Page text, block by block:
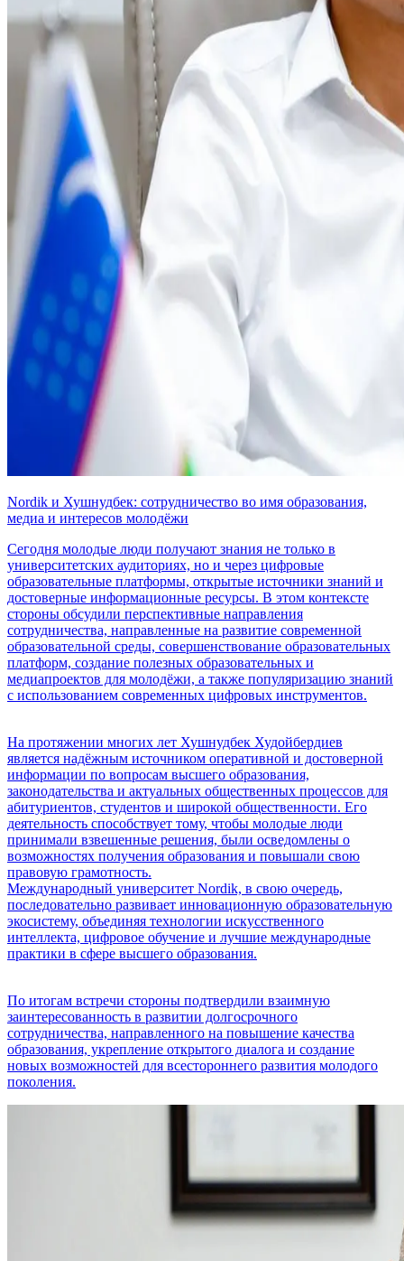
Nordik и Хушнудбек: сотрудничество во имя образования,
медиа и интересов молодёжи
Сегодня молодые люди получают знания не только в
университетских аудиториях, но и через цифровые
образовательные платформы, открытые источники знаний и
достоверные информационные ресурсы. В этом контексте
стороны обсудили перспективные направления
сотрудничества, направленные на развитие современной
образовательной среды, совершенствование образовательных
платформ, создание полезных образовательных и
медиапроектов для молодёжи, а также популяризацию знаний
с использованием современных цифровых инструментов.
На протяжении многих лет Хушнудбек Худойбердиев
является надёжным источником оперативной и достоверной
информации по вопросам высшего образования,
законодательства и актуальных общественных процессов для
абитуриентов, студентов и широкой общественности. Его
деятельность способствует тому, чтобы молодые люди
принимали взвешенные решения, были осведомлены о
возможностях получения образования и повышали свою
правовую грамотность.
Международный университет Nordik, в свою очередь,
последовательно развивает инновационную образовательную
экосистему, объединяя технологии искусственного
интеллекта, цифровое обучение и лучшие международные
практики в сфере высшего образования.
По итогам встречи стороны подтвердили взаимную
заинтересованность в развитии долгосрочного
сотрудничества, направленного на повышение качества
образования, укрепление открытого диалога и создание
новых возможностей для всестороннего развития молодого
поколения.